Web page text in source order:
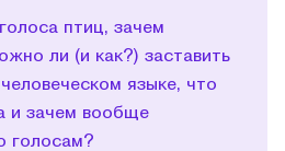
птиц, зачем
ли (и как?) заставить
языке, что
и зачем вообще
голосам?